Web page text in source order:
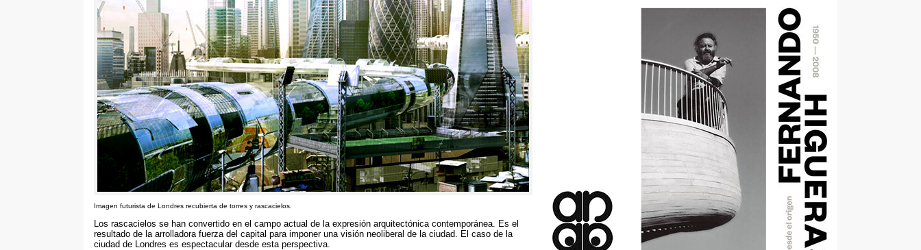
Imagen futurista de Londres recubierta de torres y rascacielos
Los rascacielos se han convertido en el campo actual de la expresión arquitectónica contemporánea Es el
resultado de la arrolladora fuerza del capital para imponer una visión neoliberal de la ciudad El caso de la
ciudad de Londres es espectacular desde esta perspectiva